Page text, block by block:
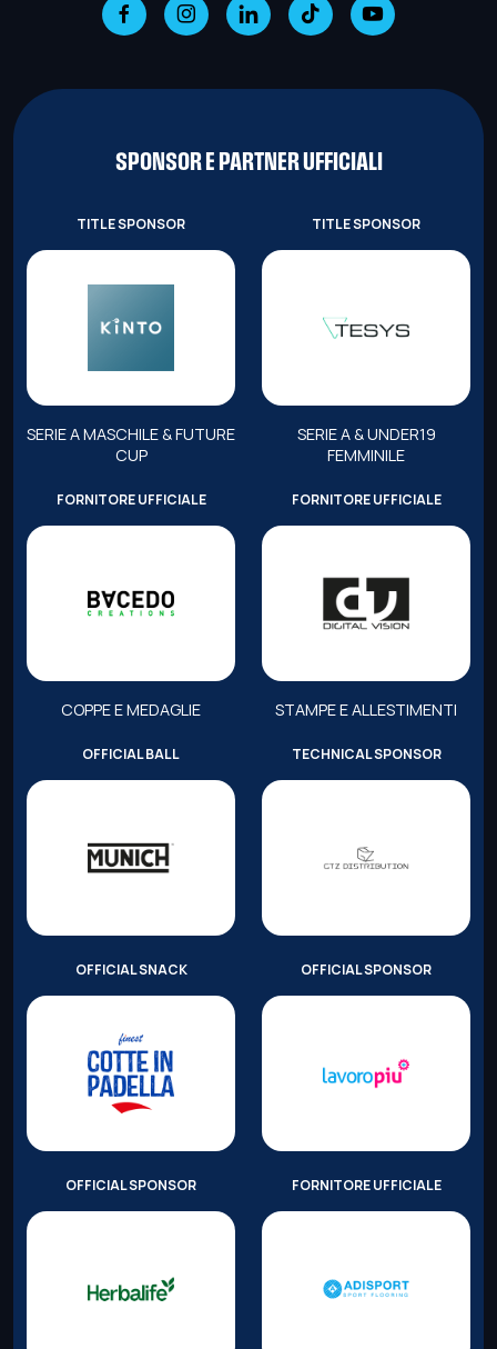
SPONSOR E PARTNER UFFICIALI
TITLE SPONSOR
SERIE A MASCHILE & FUTURE
CUP
TITLE SPONSOR
SERIE A & UNDER19
FEMMINILE
FORNITORE UFFICIALE
COPPE E MEDAGLIE
FORNITORE UFFICIALE
STAMPE E ALLESTIMENTI
OFFICIAL BALL TECHNICAL SPONSOR
OFFICIAL SNACK OFFICIAL SPONSOR
OFFICIAL SPONSOR FORNITORE UFFICIALE